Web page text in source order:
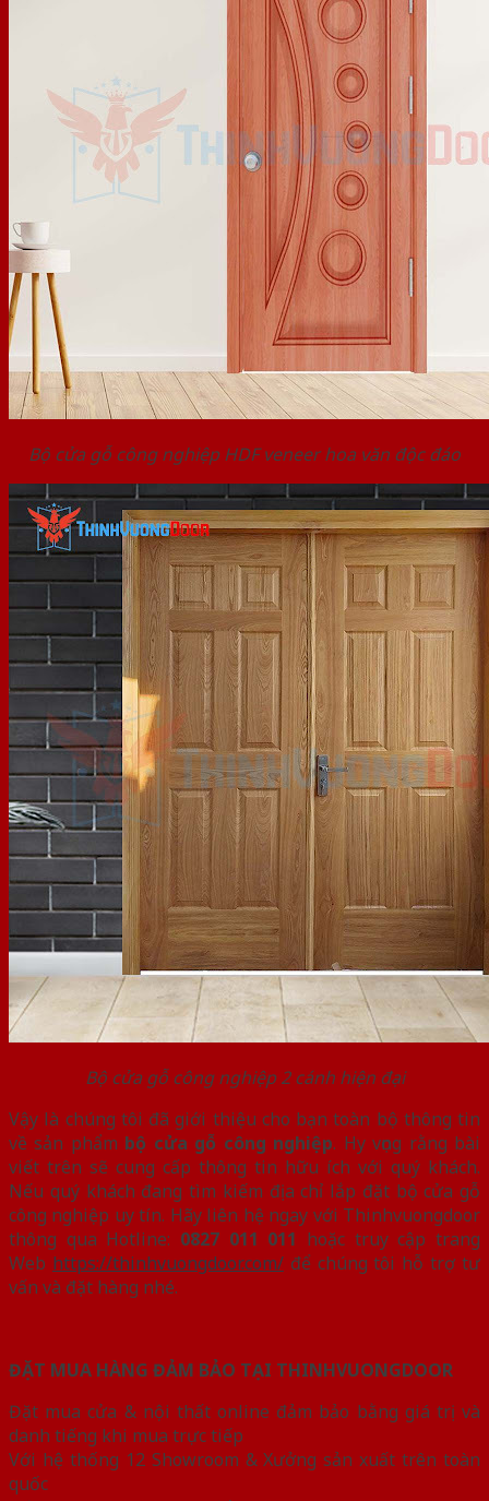
Bộ cửa gỗ công nghiệp HDF veneer hoa văn độc đáo
Bộ cửa gỗ công nghiệp 2 cánh hiện đại
Vậy là chúng tôi đã giới thiệu cho bạn toàn bộ thông tin
về sản phẩm bộ cửa gỗ công nghiệp. Hy vọng rằng bài
viết trên sẽ cung cấp thông tin hữu ích với quý khách.
Nếu quý khách đang tìm kiếm địa chỉ lắp đặt bộ cửa gỗ
công nghiệp uy tín. Hãy liên hệ ngay với Thinhvuongdoor
thông qua Hotline: 0827 011 011 hoặc truy cập trang
Web https://thinhvuongdoor.com/để chúng tôi hỗ trợ tư
vấn và đặt hàng nhé.
ĐẶT MUA HÀNG ĐẢM BẢO TẠI THINHVUONGDOOR
Đặt mua cửa & nội thất online đảm bảo bằng giá trị và
danh tiếng khi mua trực tiếp
Với hệ thống 12 Showroom & Xưởng sản xuất trên toàn
quốc